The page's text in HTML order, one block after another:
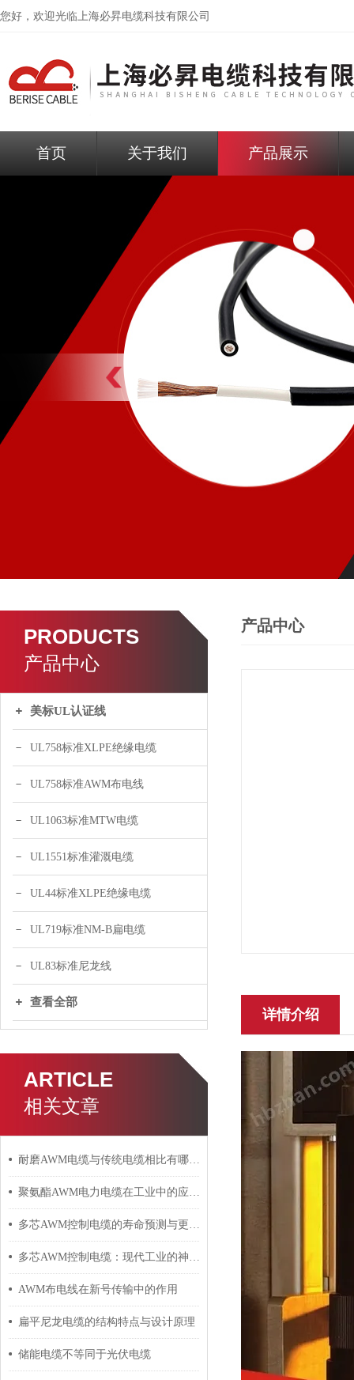
您好，欢迎光临上海必昇电缆科技有限公司
首页 关于我们 产品展示
PRODUCTS
产品中心
美标UL认证线
UL758标准XLPE绝缘电缆
UL758标准AWM布电线
UL1063标准MTW电缆
UL1551标准灌溉电缆
UL44标准XLPE绝缘电缆
UL719标准NM-B扁电缆
UL83标准尼龙线
查看全部
ARTICLE
相关文章
耐磨AWM电缆与传统电缆相比有哪些优势？
聚氨酯AWM电力电缆在工业中的应用与影响
多芯AWM控制电缆的寿命预测与更换周期
多芯AWM控制电缆：现代工业的神经脉络
AWM布电线在新号传输中的作用
扁平尼龙电缆的结构特点与设计原理
储能电缆不等同于光伏电缆
产品中心
详情介绍